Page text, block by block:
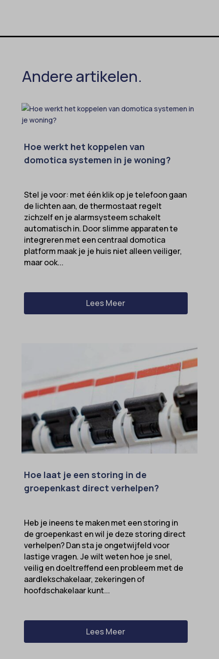
Andere artikelen.
Hoe werkt het koppelen van
domotica systemen in je woning?
Stel je voor: met één klik op je telefoon gaan
de lichten aan, de thermostaat regelt
zichzelf en je alarmsysteem schakelt
automatisch in. Door slimme apparaten te
integreren met een centraal domotica
platform maak je je huis niet alleen veiliger,
maar ook...
Lees Meer
Hoe laat je een storing in de
groepenkast direct verhelpen?
Heb je ineens te maken met een storing in
de groepenkast en wil je deze storing direct
verhelpen? Dan sta je ongetwijfeld voor
lastige vragen. Je wilt weten hoe je snel,
veilig en doeltreffend een probleem met de
aardlekschakelaar, zekeringen of
hoofdschakelaar kunt...
Lees Meer